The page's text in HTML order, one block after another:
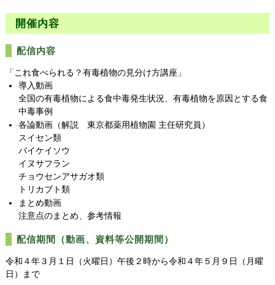
開催内容
配信内容
「これ食べられる？有毒植物の見分け方講座」
導入動画
全国の有毒植物による食中毒発生状況、有毒植物を原因とする食
中毒事例
各論動画（解説 東京都薬用植物園 主任研究員）
スイセン類
バイケイソウ
イヌサフラン
チョウセンアサガオ類
トリカブト類
まとめ動画
注意点のまとめ、参考情報
配信期間（動画、資料等公開期間）
令和４年３月１日（火曜日）午後２時から令和４年５月９日（月曜
日）まで